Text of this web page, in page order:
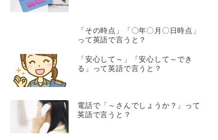
「その時点」「〇年〇月〇日時点」
って英語で言うと？
「安心して～」「安心して～でき
る」って英語で言うと？
電話で「～さんでしょうか？」って
英語で言うと？